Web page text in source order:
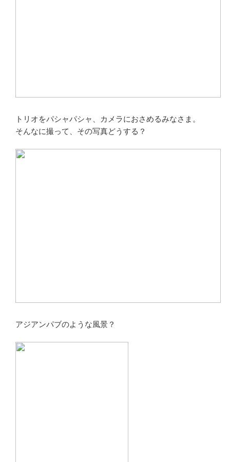
トリオをパシャパシャ、カメラにおさめるみなさま。
そんなに撮って、その写真どうする？
アジアンパブのような風景？